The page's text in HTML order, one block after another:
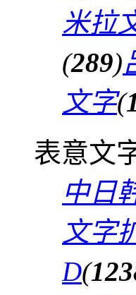
米拉
(289)
文字(
表意文
中日
文字
D(